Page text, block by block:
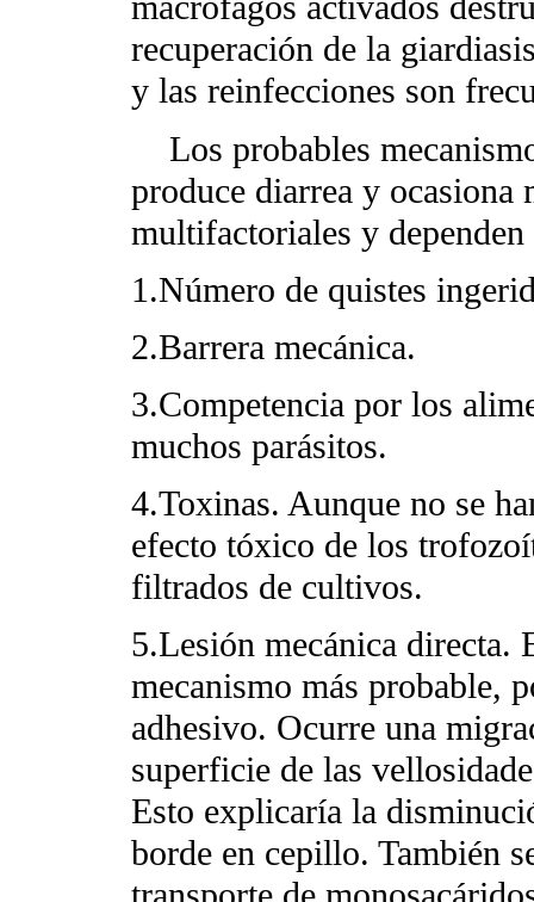
recuperación de la
y las reinfecciones son
Los probables
produce diarrea y ocasiona
multifactoriales y dependen
1.Número de quistes
2.Barrera mecánica.
3.Competencia por los
muchos parásitos.
4.Toxinas. Aunque no se
efecto tóxico de los
filtrados de cultivos.
5.Lesión mecánica directa.
mecanismo más probable,
adhesivo. Ocurre una
superficie de las
Esto explicaría la
borde en cepillo. También